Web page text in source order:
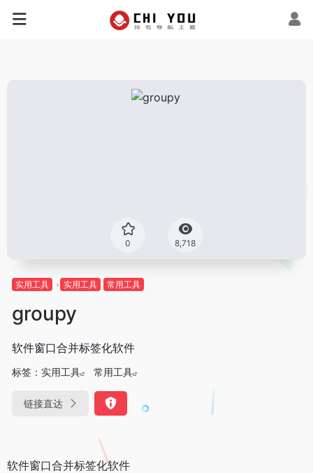
0 8,718
实用工具 实用工具 常用工具
groupy
软件窗口合并标签化软件
标签： 实用工具 常用工具
链接直达
软件窗口合并标签化软件